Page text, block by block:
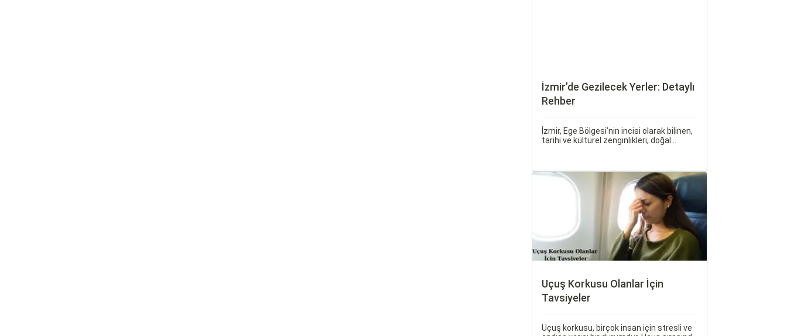
İzmir’de Gezilecek Yerler: Detaylı
Rehber
İzmir, Ege Bölgesi’nin incisi olarak bilinen,
tarihi ve kültürel zenginlikleri, doğal
ait tarihi eserleri, eşsiz plajları ve renkli
gece hayatı ile ziyaretçilerine unutulmaz
deneyimler sunmaktadır.
Uçuş Korkusu Olanlar İçin
Tavsiyeler
Uçuş korkusu, birçok insan için stresli ve